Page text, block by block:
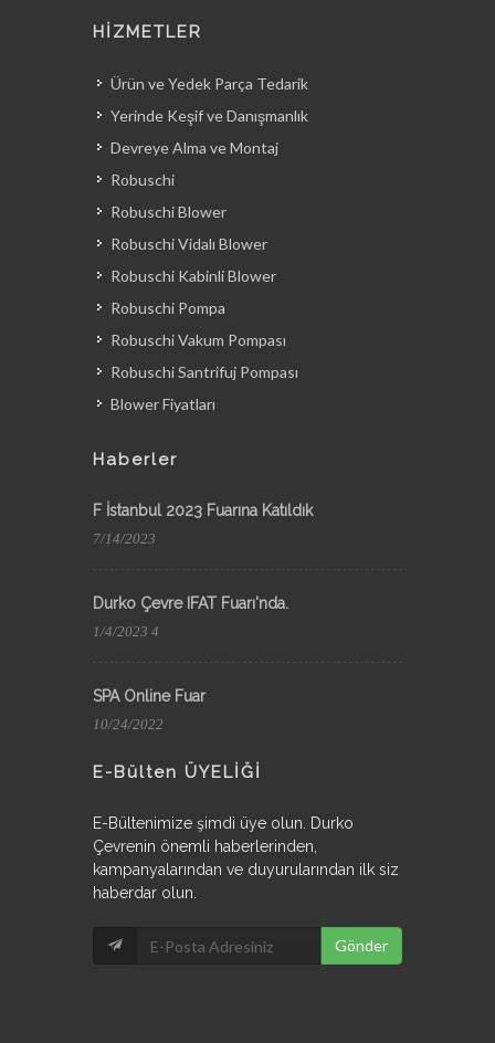
HİZMETLER
Ürün ve Yedek Parça Tedarik
Yerinde Keşif ve Danışmanlık
Devreye Alma ve Montaj
Robuschi
Robuschi Blower
Robuschi Vidalı Blower
Robuschi Kabinli Blower
Robuschi Pompa
Robuschi Vakum Pompası
Robuschi Santrifuj Pompası
Blower Fiyatları
Haberler
F İstanbul 2023 Fuarına Katıldık
7/14/2023
Durko Çevre IFAT Fuarı'nda.
1/4/2023 4
SPA Online Fuar
10/24/2022
E-Bülten ÜYELİĞİ
E-Bültenimize şimdi üye olun. Durko
Çevrenin önemli haberlerinden,
kampanyalarından ve duyurularından ilk siz
haberdar olun.